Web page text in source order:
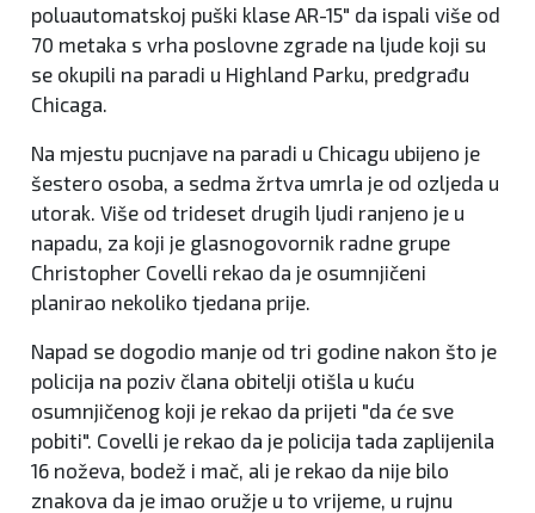
poluautomatskoj puški klase AR-15" da ispali više od
70 metaka s vrha poslovne zgrade na ljude koji su
se okupili na paradi u Highland Parku, predgrađu
Chicaga.
Na mjestu pucnjave na paradi u Chicagu ubijeno je
šestero osoba, a sedma žrtva umrla je od ozljeda u
utorak. Više od trideset drugih ljudi ranjeno je u
napadu, za koji je glasnogovornik radne grupe
Christopher Covelli rekao da je osumnjičeni
planirao nekoliko tjedana prije.
Napad se dogodio manje od tri godine nakon što je
policija na poziv člana obitelji otišla u kuću
osumnjičenog koji je rekao da prijeti "da će sve
pobiti". Covelli je rekao da je policija tada zaplijenila
16 noževa, bodež i mač, ali je rekao da nije bilo
znakova da je imao oružje u to vrijeme, u rujnu